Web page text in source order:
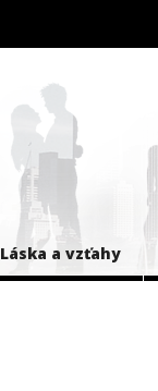
Láska a vzťahy